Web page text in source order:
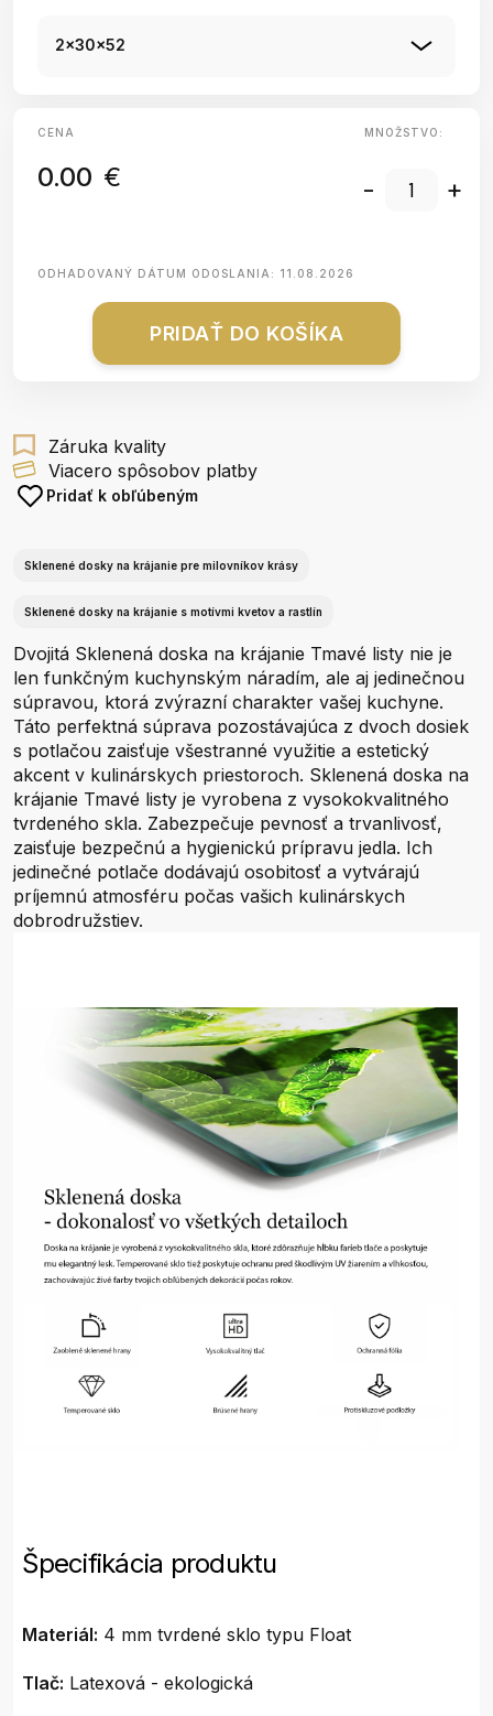
2x30x52
CENA
0.00 €
MNOŽSTVO:
- +
ODHADOVANÝ DÁTUM ODOSLANIA: 11.08.2026
PRIDAŤ DO KOŠÍKA
Záruka kvality
Viacero spôsobov platby
Pridať k obľúbeným
Sklenené dosky na krájanie pre milovníkov krásy
Sklenené dosky na krájanie s motívmi kvetov a rastlín
Dvojitá Sklenená doska na krájanie Tmavé listy nie je
len funkčným kuchynským náradím, ale aj jedinečnou
súpravou, ktorá zvýrazní charakter vašej kuchyne.
Táto perfektná súprava pozostávajúca z dvoch dosiek
s potlačou zaisťuje všestranné využitie a estetický
akcent v kulinárskych priestoroch. Sklenená doska na
krájanie Tmavé listy je vyrobena z vysokokvalitného
tvrdeného skla. Zabezpečuje pevnosť a trvanlivosť,
zaisťuje bezpečnú a hygienickú prípravu jedla. Ich
jedinečné potlače dodávajú osobitosť a vytvárajú
príjemnú atmosféru počas vašich kulinárskych
dobrodružstiev.
Špecifikácia produktu
Materiál: 4 mm tvrdené sklo typu Float
Tlač: Latexová - ekologická